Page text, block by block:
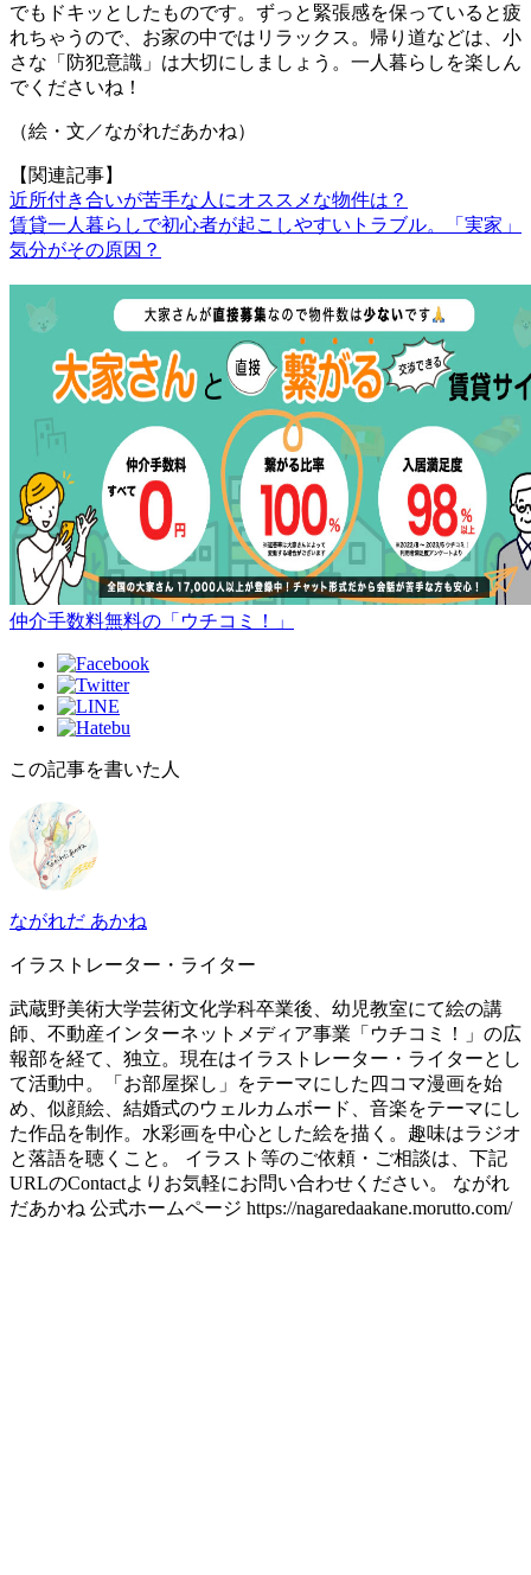
でもドキッとしたものです。ずっと緊張感を保っていると疲
れちゃうので、お家の中ではリラックス。帰り道などは、小
さな「防犯意識」は大切にしましょう。一人暮らしを楽しん
でくださいね！
（絵・文／ながれだあかね）
【関連記事】
近所付き合いが苦手な人にオススメな物件は？
賃貸一人暮らしで初心者が起こしやすいトラブル。「実家」
気分がその原因？
仲介手数料無料の「ウチコミ！」
この記事を書いた人
ながれだ あかね
イラストレーター・ライター
武蔵野美術大学芸術文化学科卒業後、幼児教室にて絵の講
師、不動産インターネットメディア事業「ウチコミ！」の広
報部を経て、独立。現在はイラストレーター・ライターとし
て活動中。「お部屋探し」をテーマにした四コマ漫画を始
め、似顔絵、結婚式のウェルカムボード、音楽をテーマにし
た作品を制作。水彩画を中心とした絵を描く。趣味はラジオ
と落語を聴くこと。 イラスト等のご依頼・ご相談は、下記
URLのContactよりお気軽にお問い合わせください。 ながれ
だあかね 公式ホームページ https://nagaredaakane.morutto.com/